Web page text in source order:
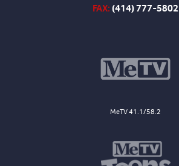
FAX:(414) 777-5802
MeTV 41.1/58.2